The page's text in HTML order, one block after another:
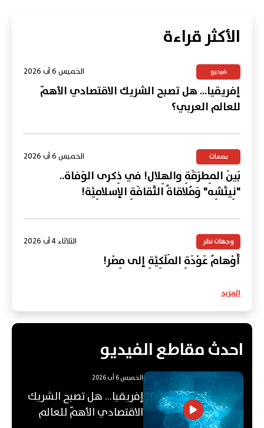
الأكثر قراءة
فيديو الخميس 6 آب 2026
إفريقيا... هل تصبح الشريك الاقتصادي الأهمّ
للعالم العربي؟
بصمات الخميس 6 آب 2026
بَينَ المِطرَقَةِ والهِلال! في ذِكرى الوَفاة..
"نِيتْشِه" وَمُلاقاةُ الثَّقافَةِ الإسلامِيَّة!
وجهات نظر الثلاثاء 4 آب 2026
أَوْهامُ عَوْدَةِ المَلَكِيَّةِ إلى مِصْر!
المزيد
احدث مقاطع الفيديو
الخميس 6 آب 2026
إفريقيا... هل تصبح الشريك
الاقتصادي الأهمّ للعالم